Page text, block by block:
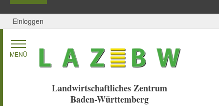
Zum Inhalt springen
Einloggen
Landwirtschaftliches Zentrum
Baden-Württemberg
MENÜ